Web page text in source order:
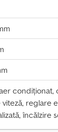
reglare
încălzire